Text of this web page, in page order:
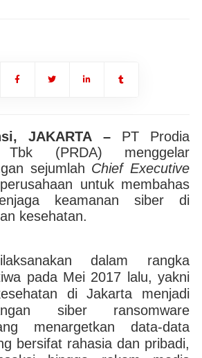
JAKARTA – PT Prodia
Tbk (PRDA) menggelar
sejumlah Chief Executive
untuk membahas
keamanan siber di
kesehatan.
dalam rangka
pada Mei 2017 lalu, yakni
di Jakarta menjadi
siber ransomware
menargetkan data-data
bersifat rahasia dan pribadi,